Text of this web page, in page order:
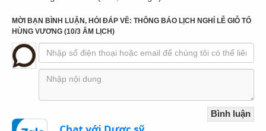
MỜI BẠN BÌNH LUẬN, HỎI ĐÁP VỀ: THÔNG BÁO LỊCH NGHỈ LỄ GIỖ TỔ
HÙNG VƯƠNG (10/3 ÂM LỊCH)